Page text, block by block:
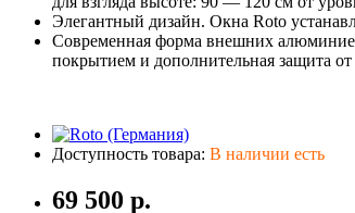
Элегантный дизайн. Окна Roto
Современная форма внешних
покрытием и дополнительная защита от
Доступность товара: В наличии есть
69 500 р.